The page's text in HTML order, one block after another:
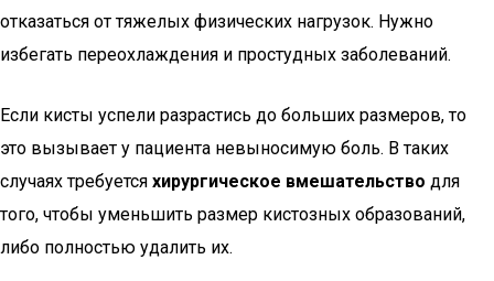
отказаться от тяжелых физических нагрузок. Нужно
избегать переохлаждения и простудных заболеваний.
Если кисты успели разрастись до больших размеров, то
это вызывает у пациента невыносимую боль. В таких
случаях требуется хирургическое вмешательство для
того, чтобы уменьшить размер кистозных образований,
либо полностью удалить их.